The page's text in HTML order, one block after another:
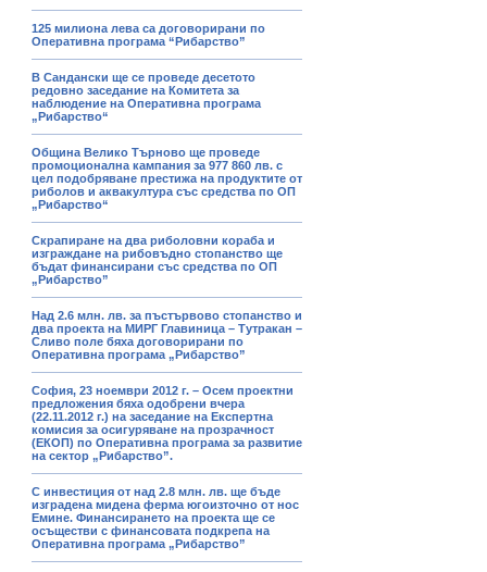
125 милиона лева са договорирани по
Оперативна програма “Рибарство”
В Сандански ще се проведе десетото
редовно заседание на Комитета за
наблюдение на Оперативна програма
„Рибарство“
Община Велико Търново ще проведе
промоционална кампания за 977 860 лв. с
цел подобряване престижа на продуктите от
риболов и аквакултура със средства по ОП
„Рибарство“
Скрапиране на два риболовни кораба и
изграждане на рибовъдно стопанство ще
бъдат финансирани със средства по ОП
„Рибарство”
Над 2.6 млн. лв. за пъстървово стопанство и
два проекта на МИРГ Главиница – Тутракан –
Сливо поле бяха договорирани по
Оперативна програма „Рибарство”
София, 23 ноември 2012 г. – Осем проектни
предложения бяха одобрени вчера
(22.11.2012 г.) на заседание на Експертна
комисия за осигуряване на прозрачност
(ЕКОП) по Оперативна програма за развитие
на сектор „Рибарство”.
С инвестиция от над 2.8 млн. лв. ще бъде
изградена мидена ферма югоизточно от нос
Емине. Финансирането на проекта ще се
осъществи с финансовата подкрепа на
Оперативна програма „Рибарство”